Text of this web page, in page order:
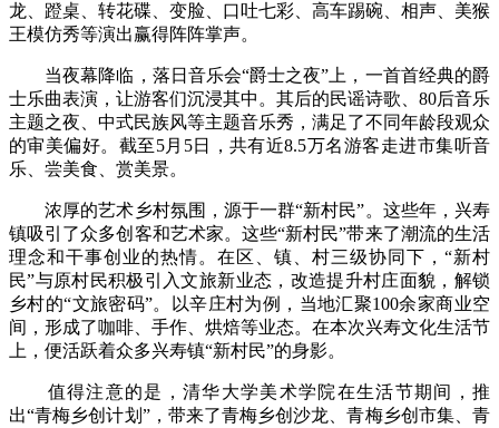
龙、蹬桌、转花碟、变脸、口吐七彩、高车踢碗、相声、美猴
王模仿秀等演出赢得阵阵掌声。
当夜幕降临，落日音乐会“爵士之夜”上，一首首经典的爵
士乐曲表演，让游客们沉浸其中。其后的民谣诗歌、80后音乐
主题之夜、中式民族风等主题音乐秀，满足了不同年龄段观众
的审美偏好。截至5月5日，共有近8.5万名游客走进市集听音
乐、尝美食、赏美景。
浓厚的艺术乡村氛围，源于一群“新村民”。这些年，兴寿
镇吸引了众多创客和艺术家。这些“新村民”带来了潮流的生活
理念和干事创业的热情。在区、镇、村三级协同下，“新村
民”与原村民积极引入文旅新业态，改造提升村庄面貌，解锁
乡村的“文旅密码”。以辛庄村为例，当地汇聚100余家商业空
间，形成了咖啡、手作、烘焙等业态。在本次兴寿文化生活节
上，便活跃着众多兴寿镇“新村民”的身影。
值得注意的是，清华大学美术学院在生活节期间，推
出“青梅乡创计划”，带来了青梅乡创沙龙、青梅乡创市集、青